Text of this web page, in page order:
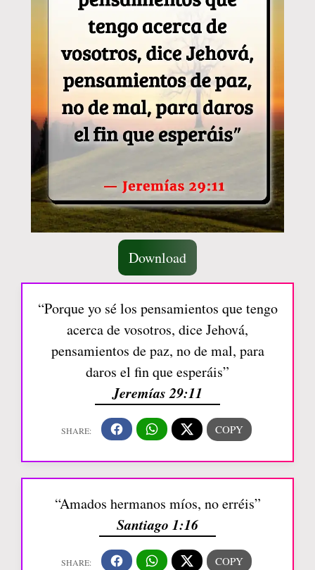
Download
“Porque yo sé los pensamientos que tengo
acerca de vosotros, dice Jehová,
pensamientos de paz, no de mal, para
daros el fin que esperáis”
Jeremías 29:11
“Amados hermanos míos, no erréis”
Santiago 1:16